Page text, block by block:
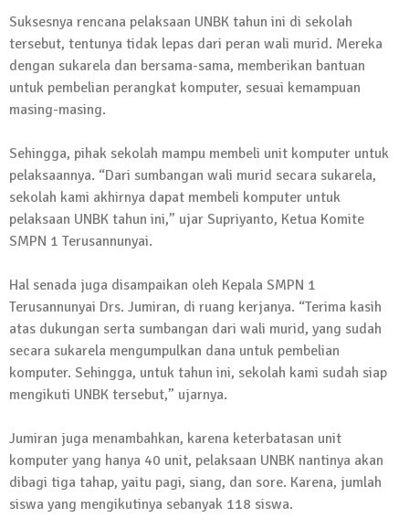
Kejari Geledah Kantor Disporapar
Lamteng Terkait Dugaan Korupsi Dana
Hibah Koni
16 Oktober 2024 | 05:27
Berikut Jadwal Debat Kandidat Cabup-
Cawabup Lampung Tengah
13 Oktober 2024 | 12:22
News Flash
Jumat Berkah SMSI Tulang Bawang
12 Juli 2024 | 15:15
News Flash
Dengan Semangat Muda, Ida Bagus
Wisnu Pujana Mengambil Berkas
Penjaringan Balonkada di DPC PDI P
Lamtim
News Flash
Melalui Dumas, Ketua SMSI Waykanan
Laporkan Kasus Pengeroyokan yang
Dialaminya ke Propam Polda Lampung
Suksesnya rencana pelaksaan UNBK tahun ini di sekolah
tersebut, tentunya tidak lepas dari peran wali murid. Mereka
dengan sukarela dan bersama-sama, memberikan bantuan
untuk pembelian perangkat komputer, sesuai kemampuan
masing-masing.
Sehingga, pihak sekolah mampu membeli unit komputer untuk
pelaksaannya. “Dari sumbangan wali murid secara sukarela,
sekolah kami akhirnya dapat membeli komputer untuk
pelaksaan UNBK tahun ini,” ujar Supriyanto, Ketua Komite
SMPN 1 Terusannunyai.
Hal senada juga disampaikan oleh Kepala SMPN 1
Terusannunyai Drs. Jumiran, di ruang kerjanya. “Terima kasih
atas dukungan serta sumbangan dari wali murid, yang sudah
secara sukarela mengumpulkan dana untuk pembelian
komputer. Sehingga, untuk tahun ini, sekolah kami sudah siap
mengikuti UNBK tersebut,” ujarnya.
Jumiran juga menambahkan, karena keterbatasan unit
komputer yang hanya 40 unit, pelaksaan UNBK nantinya akan
dibagi tiga tahap, yaitu pagi, siang, dan sore. Karena, jumlah
siswa yang mengikutinya sebanyak 118 siswa.